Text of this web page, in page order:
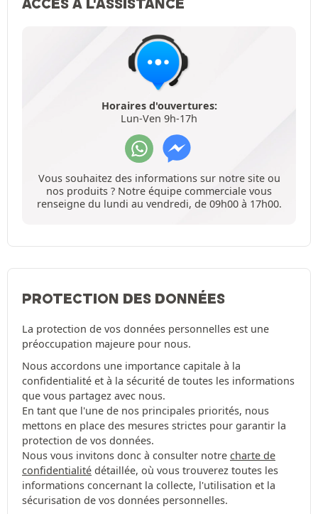
Horaires d'ouvertures:
Lun-Ven 9h-17h
Vous souhaitez des informations sur notre site ou
nos produits ? Notre équipe commerciale vous
renseigne du lundi au vendredi, de 09h00 à 17h00.
PROTECTION DES DONNÉES
La protection de vos données personnelles est une
préoccupation majeure pour nous.
Nous accordons une importance capitale à la
confidentialité et à la sécurité de toutes les informations
que vous partagez avec nous.
En tant que l'une de nos principales priorités, nous
mettons en place des mesures strictes pour garantir la
protection de vos données.
Nous vous invitons donc à consulter notre charte de
confidentialité détaillée, où vous trouverez toutes les
informations concernant la collecte, l'utilisation et la
sécurisation de vos données personnelles.